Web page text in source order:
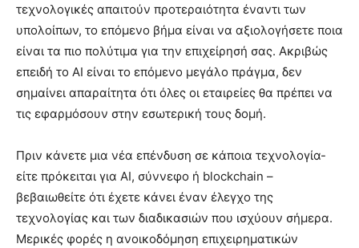
τεχνολογικές απαιτούν προτεραιότητα έναντι των
υπολοίπων, το επόμενο βήμα είναι να αξιολογήσετε ποια
είναι τα πιο πολύτιμα για την επιχείρησή σας. Ακριβώς
επειδή το AI είναι το επόμενο μεγάλο πράγμα, δεν
σημαίνει απαραίτητα ότι όλες οι εταιρείες θα πρέπει να
τις εφαρμόσουν στην εσωτερική τους δομή.
Πριν κάνετε μια νέα επένδυση σε κάποια τεχνολογία-
είτε πρόκειται για AI, σύννεφο ή blockchain –
βεβαιωθείτε ότι έχετε κάνει έναν έλεγχο της
τεχνολογίας και των διαδικασιών που ισχύουν σήμερα.
Μερικές φορές η ανοικοδόμηση επιχειρηματικών